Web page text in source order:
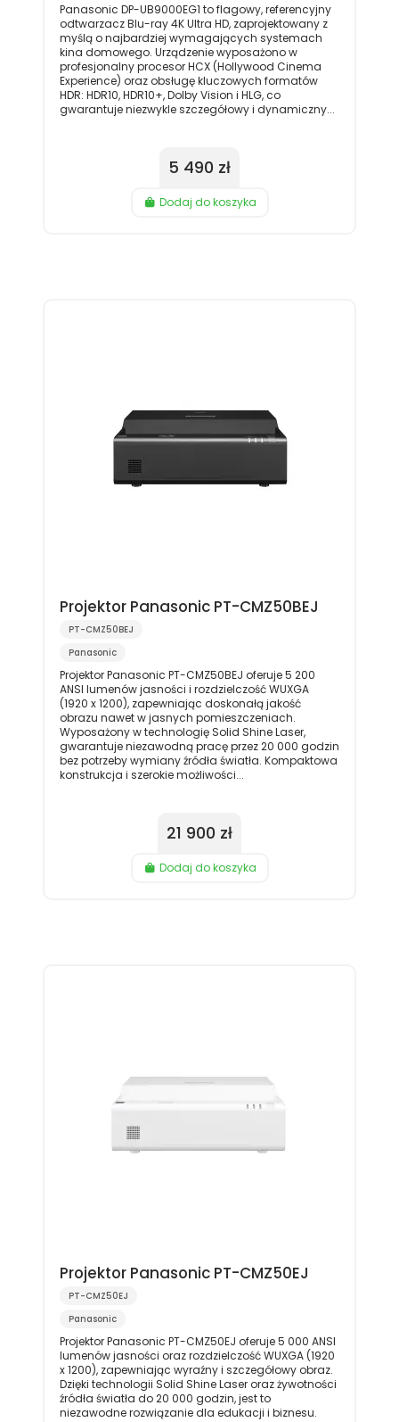
Panasonic DP-UB9000EG1 to flagowy, referencyjny
odtwarzacz Blu-ray 4K Ultra HD, zaprojektowany z
myślą o najbardziej wymagających systemach
kina domowego. Urządzenie wyposażono w
profesjonalny procesor HCX (Hollywood Cinema
Experience) oraz obsługę kluczowych formatów
HDR: HDR10, HDR10+, Dolby Vision i HLG, co
gwarantuje niezwykle szczegółowy i dynamiczny...
5 490 zł
Dodaj do koszyka
Projektor Panasonic PT-CMZ50BEJ
PT-CMZ50BEJ
Panasonic
Projektor Panasonic PT-CMZ50BEJ oferuje 5 200
ANSI lumenów jasności i rozdzielczość WUXGA
(1920 x 1200), zapewniając doskonałą jakość
obrazu nawet w jasnych pomieszczeniach.
Wyposażony w technologię Solid Shine Laser,
gwarantuje niezawodną pracę przez 20 000 godzin
bez potrzeby wymiany źródła światła. Kompaktowa
konstrukcja i szerokie możliwości...
21 900 zł
Dodaj do koszyka
Projektor Panasonic PT-CMZ50EJ
PT-CMZ50EJ
Panasonic
Projektor Panasonic PT-CMZ50EJ oferuje 5 000 ANSI
lumenów jasności oraz rozdzielczość WUXGA (1920
x 1200), zapewniając wyraźny i szczegółowy obraz.
Dzięki technologii Solid Shine Laser oraz żywotności
źródła światła do 20 000 godzin, jest to
niezawodne rozwiązanie dla edukacji i biznesu.